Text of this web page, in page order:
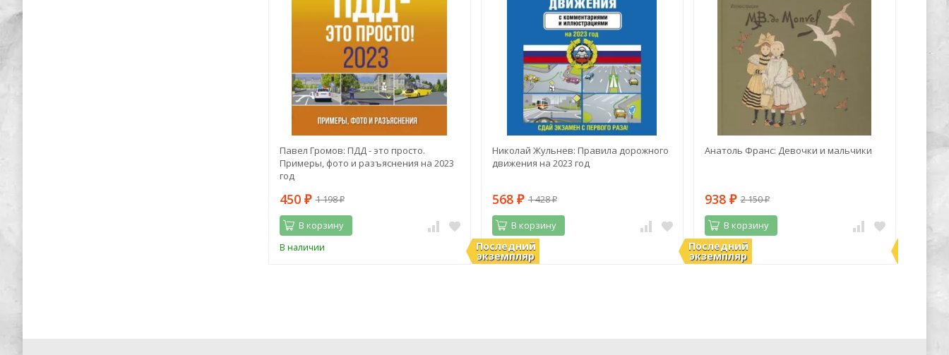
Павел Громов: ПДД - это просто.
Примеры, фото и разъяснения на 2023
год
450 ₽ 1 198₽
В корзину
В наличии Последний
экземпляр
Николай Жульнев: Правила дорожного
движения на 2023 год
568 ₽ 1 428₽
В корзину
В наличии Последний
экземпляр
Анатоль Франс: Девочки и мальчики
938 ₽ 2 150₽
В корзину
В наличии
Марк